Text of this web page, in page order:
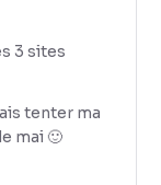
3 sites
tenter ma
mai 🙂